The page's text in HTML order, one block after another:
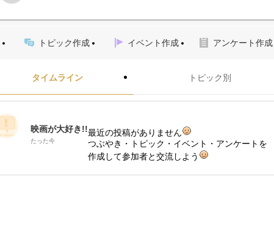
トピック作成 イベント作成 アンケート作成
タイムライン トピック別
映画が大好き!!
たった今
最近の投稿がありません
つぶやき・トピック・イベント・アンケートを
作成して参加者と交流しよう